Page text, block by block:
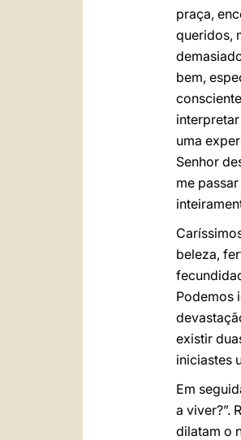
praça,
queridos,
bem,
uma
Senhor
me
beleza,
Podemos
existir
iniciastes
Em
a viver?”.
dilatam o